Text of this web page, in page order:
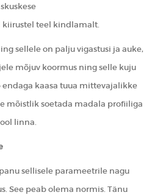
kiirustel teel kindlamalt.
sellele on palju vigastusi ja auke,
mõjuv koormus ning selle kuju
endaga kaasa tuua mittevajalikke
mõistlik soetada madala profiiliga
linna.
sellisele parameetrile nagu
See peab olema normis. Tänu